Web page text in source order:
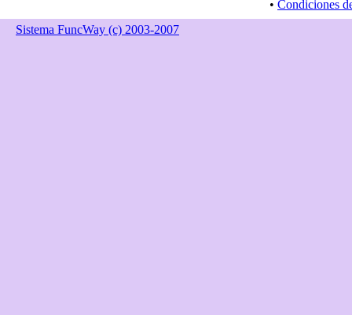
• Condiciones
Sistema FuncWay (c) 2003-2007